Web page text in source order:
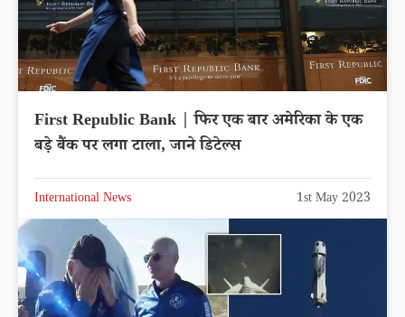
First Republic Bank | फिर एक बार अमेरिका के एक
बड़े बैंक पर लगा टाला, जाने डिटेल्स
International News 1st May 2023